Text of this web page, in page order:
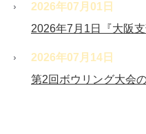
2026年07月01日
2026年7月1日『大阪
2026年07月14日
第2回ボウリング大会